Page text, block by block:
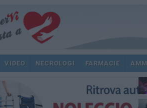
VIDEO NECROLOGI FARMACIE